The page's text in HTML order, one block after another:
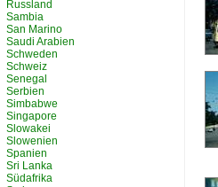
Russland
Sambia
San Marino
Saudi Arabien
Schweden
Schweiz
Senegal
Serbien
Simbabwe
Singapore
Slowakei
Slowenien
Spanien
Sri Lanka
Südafrika